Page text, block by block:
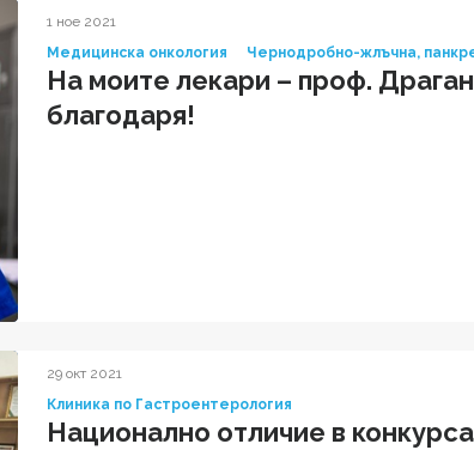
1 ное 2021
Медицинска онкология
Чернодробно-жлъчна,
На моите лекари – проф.
благодаря!
29 окт 2021
Клиника по Гастроентерология
Национално отличие в